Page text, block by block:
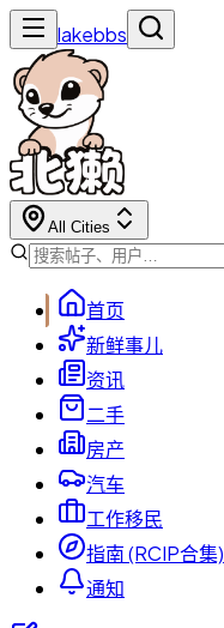
lakebbs
All Cities
首页
新鲜事儿
资讯
二手
房产
汽车
工作移民
指南 (RCIP合集)
通知